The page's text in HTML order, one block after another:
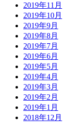
2019年11月
2019年10月
2019年9月
2019年8月
2019年7月
2019年6月
2019年5月
2019年4月
2019年3月
2019年2月
2019年1月
2018年12月